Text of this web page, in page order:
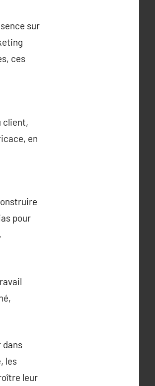
sur
ces
client,
en
pour
dans
les
leur